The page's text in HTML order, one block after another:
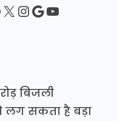
X Instagram
Google
YouTube
बिजली
लग सकता है बड़ा